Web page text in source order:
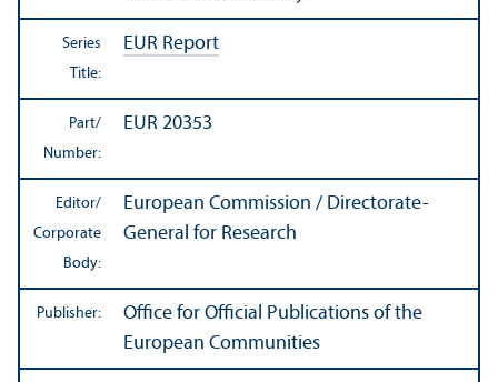
Series
Title:
EUR Report
Part/
Number:
EUR 20353
Editor/
Corporate
Body:
European Commission / Directorate-
General for Research
Publisher:
Office for Official Publications of the
European Communities